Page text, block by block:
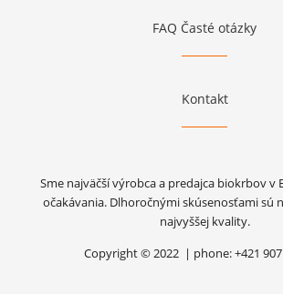
FAQ Časté otázky
Kontakt
Sme najväčší výrobca a predajca biokrbov v
očakávania. Dlhoročnými skúsenosťami sú
najvyššej kvality.
Copyright © 2022 | phone: +421 907